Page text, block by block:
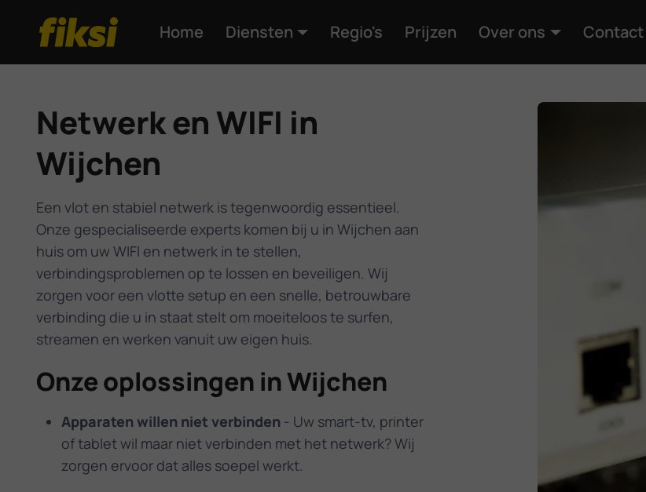
Home Diensten Regio's Prijzen Over ons Contact
Netwerk en WIFI in
Wijchen
Een vlot en stabiel netwerk is tegenwoordig essentieel.
Onze gespecialiseerde experts komen bij u in Wijchen aan
huis om uw WIFI en netwerk in te stellen,
verbindingsproblemen op te lossen en beveiligen. Wij
zorgen voor een vlotte setup en een snelle, betrouwbare
verbinding die u in staat stelt om moeiteloos te surfen,
streamen en werken vanuit uw eigen huis.
Onze oplossingen in Wijchen
Apparaten willen niet verbinden - Uw smart-tv, printer
of tablet wil maar niet verbinden met het netwerk? Wij
zorgen ervoor dat alles soepel werkt.